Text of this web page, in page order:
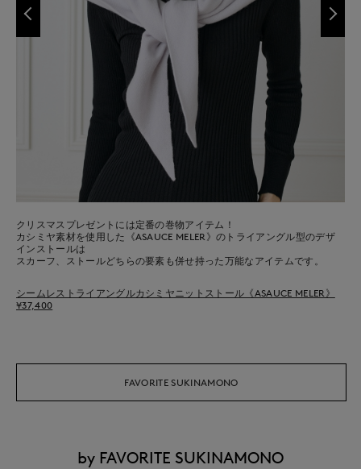
クリスマスプレゼントには定番の巻物アイテム！
カシミヤ素材を使用した《ASAUCE MELER》のトライアングル型のデザ
インストールは
スカーフ、ストールどちらの要素も併せ持った万能なアイテムです。
シームレストライアングルカシミヤニットストール《ASAUCE MELER》
¥37,400
FAVORITE SUKINAMONO
by FAVORITE SUKINAMONO